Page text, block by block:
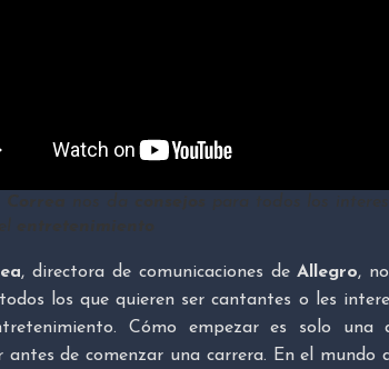
, directora de comunicaciones deAllegro,
los que quieren ser cantantes o les
Cómo empezar es solo una
antes de comenzar una carrera. En el